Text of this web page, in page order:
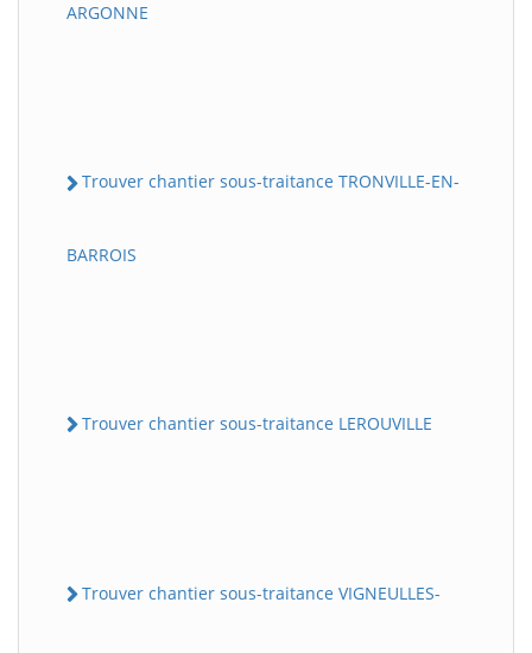
ARGONNE
Trouver chantier sous-traitance TRONVILLE-EN-
BARROIS
Trouver chantier sous-traitance LEROUVILLE
Trouver chantier sous-traitance VIGNEULLES-